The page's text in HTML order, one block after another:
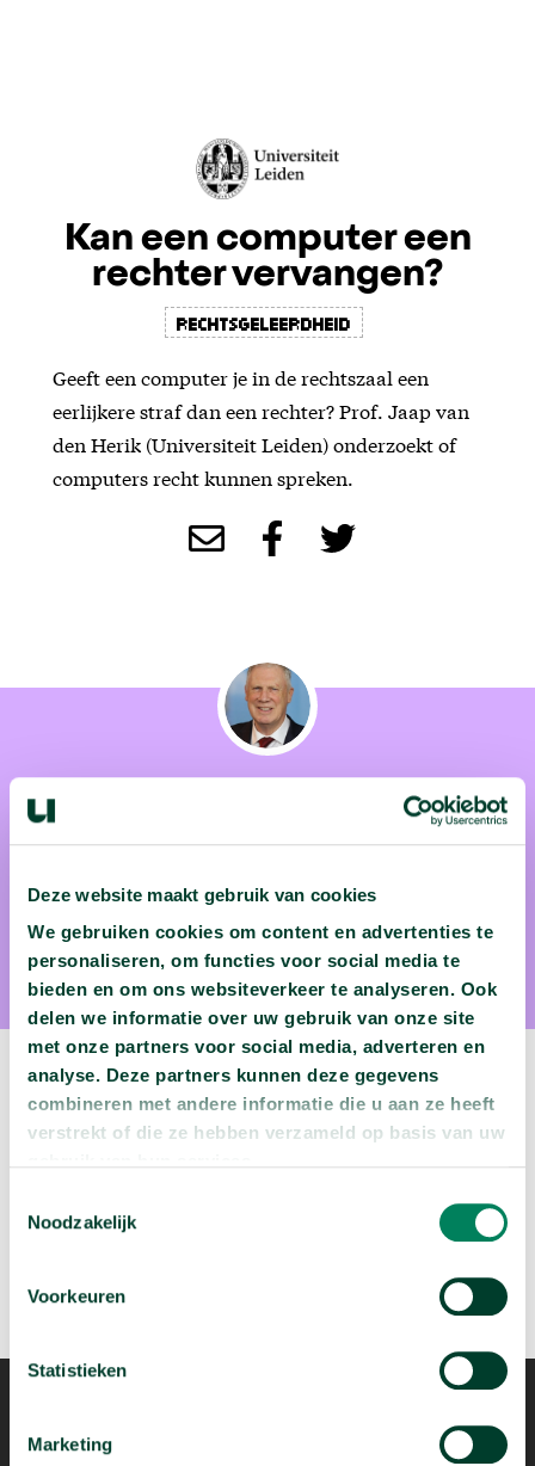
Deze website maakt gebruik van cookies
We gebruiken cookies om content en advertenties te
personaliseren, om functies voor social media te
bieden en om ons websiteverkeer te analyseren. Ook
delen we informatie over uw gebruik van onze site
met onze partners voor social media, adverteren en
analyse. Deze partners kunnen deze gegevens
combineren met andere informatie die u aan ze heeft
verstrekt of die ze hebben verzameld op basis van uw
Noodzakelijk
Voorkeuren
Statistieken
Marketing
Kan een computer een
rechter vervangen?
Rechtsgeleerdheid
Geeft een computer je in de rechtszaal een
eerlijkere straf dan een rechter? Prof. Jaap van
den Herik (Universiteit Leiden) onderzoekt of
computers recht kunnen spreken.
Prof. dr. Jaap van den Herik is hoogleraar Recht en
Informatica aan de Universiteit Leiden
Volgende video:
Je brein maakt keuzes op een andere manier dan
Bekijk deze video arrow_forward